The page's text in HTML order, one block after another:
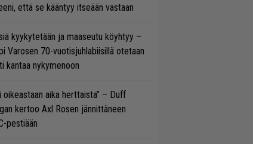
että se kääntyy itseään vastaan
kyykytetään ja maaseutu köyhtyy –
Varosen 70-vuotisjuhlabiisillä otetaan
kantaa nykymenoon
oikeastaan aika herttaista” – Duff
kertoo Axl Rosen jännittäneen
pestiään